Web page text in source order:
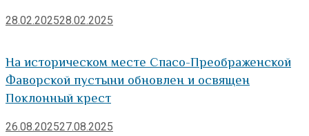
28.02.202528.02.2025
На историческом месте Спасо-Преображенской
Фаворской пустыни обновлен и освящен
Поклонный крест
26.08.202527.08.2025